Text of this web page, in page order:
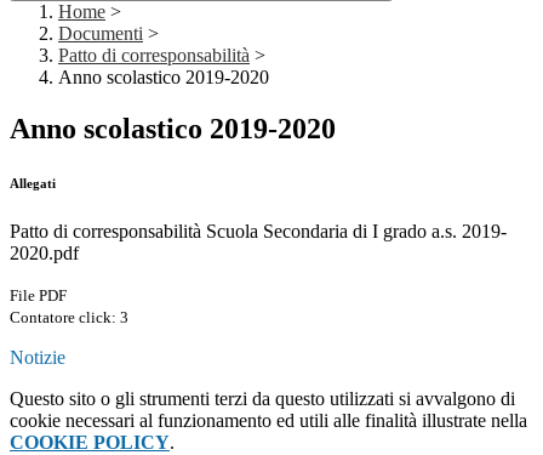
Home >
Documenti >
Patto di corresponsabilità >
Anno scolastico 2019-2020
Anno scolastico 2019-2020
Allegati
Patto di corresponsabilità Scuola Secondaria di I grado a.s. 2019-
2020.pdf
File PDF
Contatore click: 3
Notizie
Questo sito o gli strumenti terzi da questo utilizzati si avvalgono di
cookie necessari al funzionamento ed utili alle finalità illustrate nella
COOKIE POLICY.